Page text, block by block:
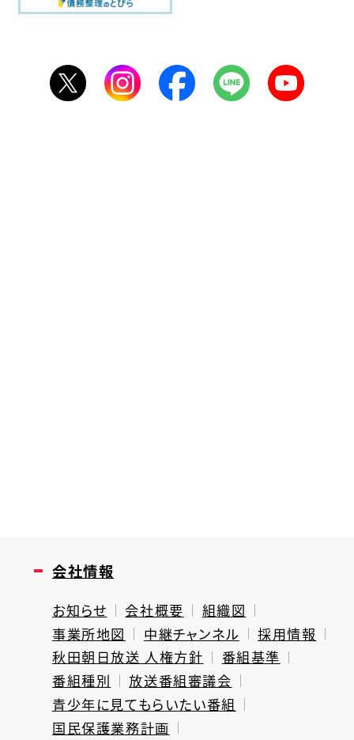
会社情報
お知らせ 会社概要
組織図
事業所地図
中継チャンネル
採用情報
秋田朝日放送 人権方針
番組基準
番組種別
放送番組審議会
青少年に見てもらいたい番組
国民保護業務計画